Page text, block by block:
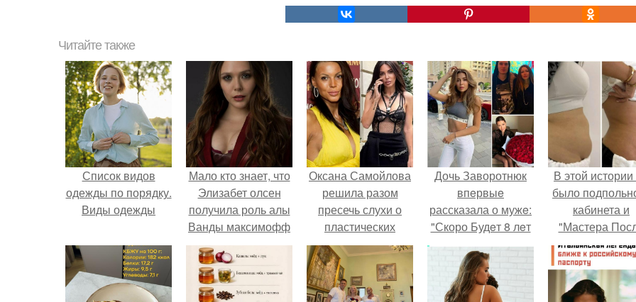
Читайте также
Список видов
одежды по порядку.
Виды одежды
Мало кто знает, что
Элизабет олсен
получила роль алы
Ванды максимофф
не сразу.
Оксана Самойлова
решила разом
пресечь слухи о
пластических
операциях и
публично
прояснила
ситуацию.
Дочь Заворотнюк
впeрвыe
рассказала о мужe:
"Скоро Будeт 8 лeт
Вмeстe".
В этой
было
кабинета и
"Мастера
Курсов".